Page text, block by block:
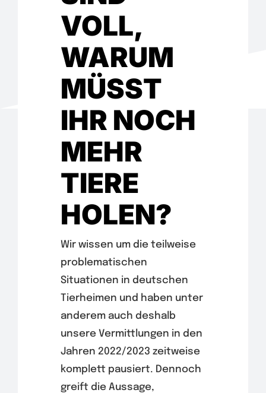
Warenkorb
VOLL,
WARUM
MÜSST
IHR NOCH
MEHR
TIERE
HOLEN?
Wir wissen um die teilweise
problematischen
Situationen in deutschen
Tierheimen und haben unter
anderem auch deshalb
unsere Vermittlungen in den
Jahren 2022/2023 zeitweise
komplett pausiert. Dennoch
greift die Aussage,